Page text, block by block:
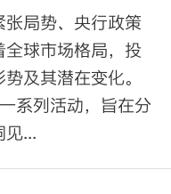
张局势、央行政策
球市场格局，投
及其潜在变化。
系列活动，旨在分
见...